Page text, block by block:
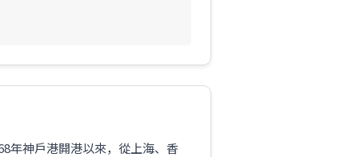
年神戶港開港以來，從上海、香